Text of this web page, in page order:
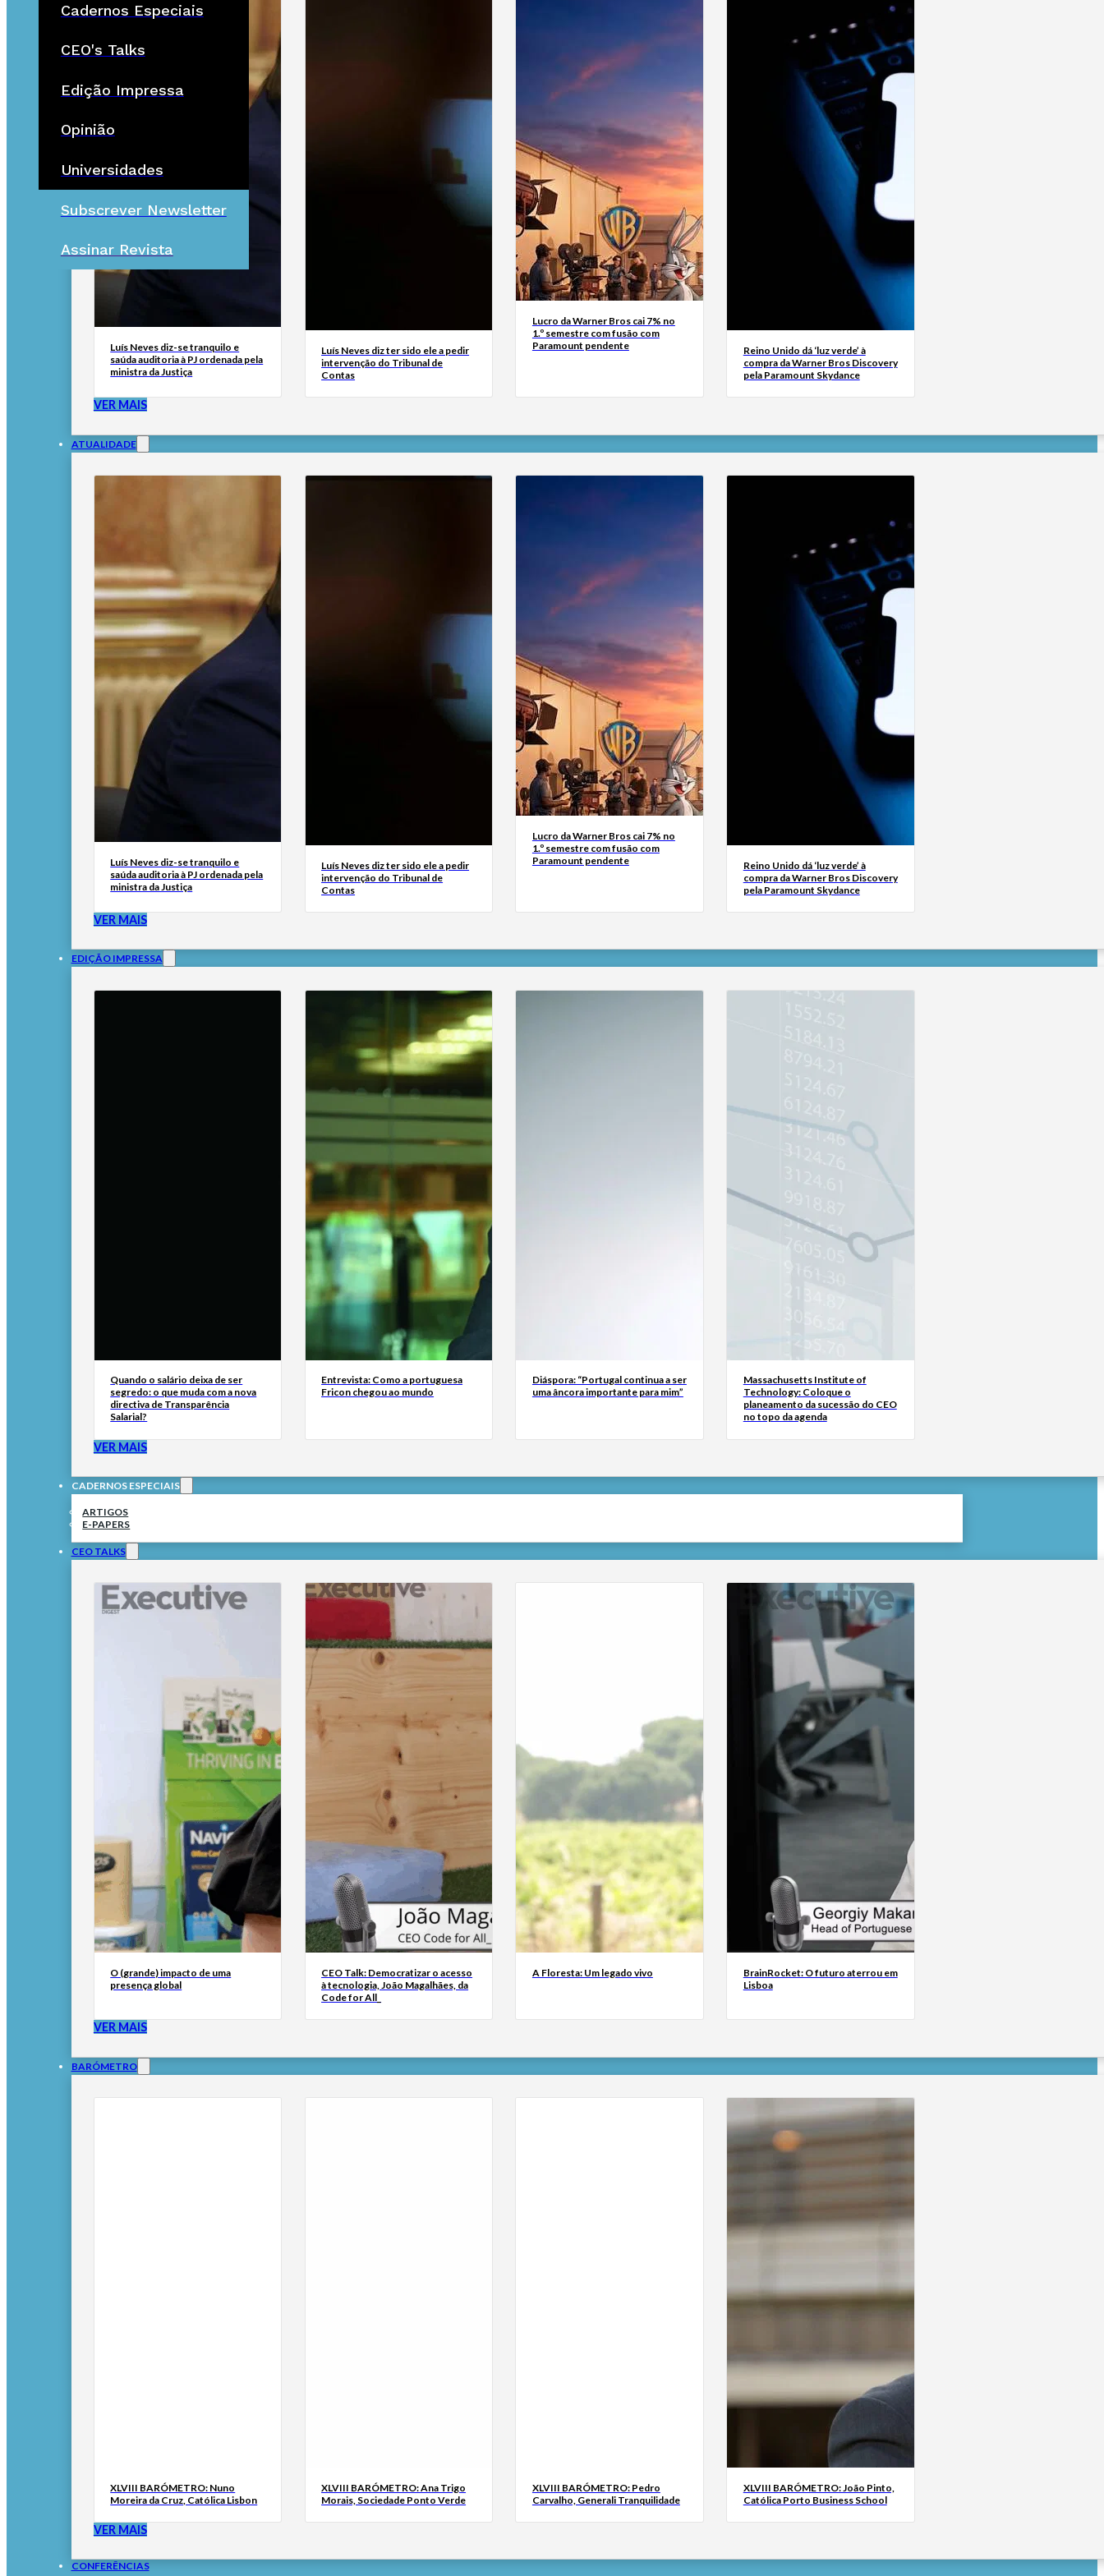
Cadernos Especiais
CEO's Talks
Edição Impressa
Opinião
Universidades
Subscrever Newsletter
Assinar Revista
Luís Neves diz-se tranquilo e
saúda auditoria à PJ ordenada pela
ministra da Justiça
Luís Neves diz ter sido ele a pedir
intervenção do Tribunal de
Contas
Lucro da Warner Bros cai 7% no
1.º semestre com fusão com
Paramount pendente
Reino Unido dá ‘luz verde’ à
compra da Warner Bros Discovery
pela Paramount Skydance
VER MAIS
ATUALIDADE
Luís Neves diz-se tranquilo e
saúda auditoria à PJ ordenada pela
ministra da Justiça
Luís Neves diz ter sido ele a pedir
intervenção do Tribunal de
Contas
Lucro da Warner Bros cai 7% no
1.º semestre com fusão com
Paramount pendente
Reino Unido dá ‘luz verde’ à
compra da Warner Bros Discovery
pela Paramount Skydance
VER MAIS
EDIÇÃO IMPRESSA
Quando o salário deixa de ser
segredo: o que muda com a nova
directiva de Transparência
Salarial?
Entrevista: Como a portuguesa
Fricon chegou ao mundo
Diáspora: “Portugal continua a ser
uma âncora importante para mim”
Massachusetts Institute of
Technology: Coloque o
planeamento da sucessão do CEO
no topo da agenda
VER MAIS
CADERNOS ESPECIAIS
ARTIGOS
E-PAPERS
CEO TALKS
O (grande) impacto de uma
presença global
CEO Talk: Democratizar o acesso
à tecnologia, João Magalhães, da
Code for All_
A Floresta: Um legado vivo
BrainRocket: O futuro aterrou em
Lisboa
VER MAIS
BARÓMETRO
XLVIII BARÓMETRO: Nuno
Moreira da Cruz, Católica Lisbon
XLVIII BARÓMETRO: Ana Trigo
Morais, Sociedade Ponto Verde
XLVIII BARÓMETRO: Pedro
Carvalho, Generali Tranquilidade
XLVIII BARÓMETRO: João Pinto,
Católica Porto Business School
VER MAIS
CONFERÊNCIAS